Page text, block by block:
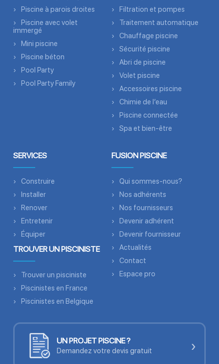
Piscine à parois droites
Piscine avec volet
immergé
Mini piscine
Piscine béton
Pool Party
Pool Party Family
Filtration et pompes
Traitement automatique
Chauffage piscine
Sécurité piscine
Abri de piscine
Volet piscine
Accessoires piscine
Chimie de l’eau
Piscine connectée
Spa et bien-être
SERVICES
Construire
Installer
Renover
Entretenir
Équiper
TROUVER UN PISCINISTE
Trouver un pisciniste
Piscinistes en France
Piscinistes en Belgique
FUSION PISCINE
Qui sommes-nous?
Nos adhérents
Nos fournisseurs
Devenir adhérent
Devenir fournisseur
Actualités
Contact
Espace pro
UN PROJET PISCINE ?
Demandez votre devis gratuit ›